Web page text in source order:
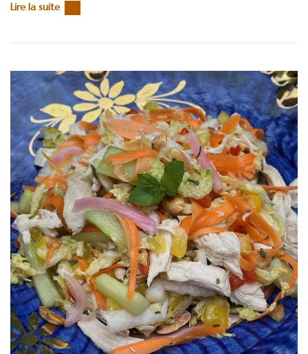
Lire la suite